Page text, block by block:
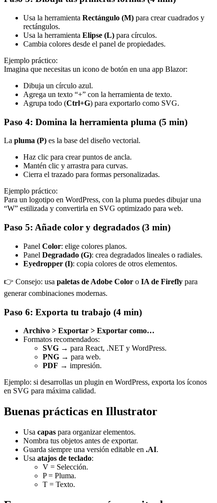
Usa la herramienta Rectángulo (M) para crear cuadrados y
rectángulos.
Usa la herramienta Elipse (L) para círculos.
Cambia colores desde el panel de propiedades.
Ejemplo práctico:
Imagina que necesitas un icono de botón en una app Blazor:
Dibuja un círculo azul.
Agrega un texto “+” con la herramienta de texto.
Agrupa todo (Ctrl+G) para exportarlo como SVG.
Paso 4: Domina la herramienta pluma (5 min)
La pluma (P) es la base del diseño vectorial.
Haz clic para crear puntos de ancla.
Mantén clic y arrastra para curvas.
Cierra el trazado para formas personalizadas.
Ejemplo práctico:
Para un logotipo en WordPress, con la pluma puedes dibujar una
“W” estilizada y convertirla en SVG optimizado para web.
Paso 5: Añade color y degradados (3 min)
Panel Color: elige colores planos.
Panel Degradado (G): crea degradados lineales o radiales.
Eyedropper (I): copia colores de otros elementos.
👉 Consejo: usa paletas de Adobe Color o IA de Firefly para
generar combinaciones modernas.
Paso 6: Exporta tu trabajo (4 min)
Archivo > Exportar > Exportar como…
Formatos recomendados:
SVG → para React, .NET y WordPress.
PNG → para web.
PDF → impresión.
Ejemplo: si desarrollas un plugin en WordPress, exporta los íconos
en SVG para máxima calidad.
Buenas prácticas en Illustrator
Usa capas para organizar elementos.
Nombra tus objetos antes de exportar.
Guarda siempre una versión editable en .AI.
Usa atajos de teclado:
V = Selección.
P = Pluma.
T = Texto.